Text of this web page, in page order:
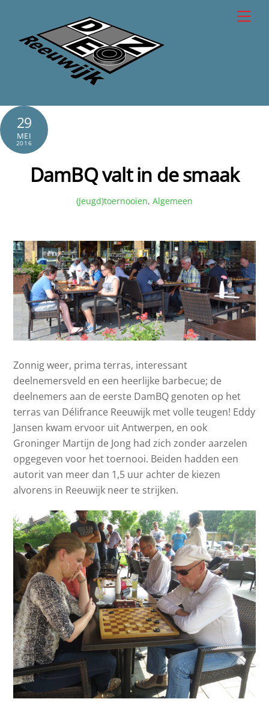
content
29
MEI
2016
DamBQ valt in de smaak
(Jeugd)toernooien, Algemeen
Zonnig weer, prima terras, interessant
deelnemersveld en een heerlijke barbecue; de
deelnemers aan de eerste DamBQ genoten op het
terras van Délifrance Reeuwijk met volle teugen! Eddy
Jansen kwam ervoor uit Antwerpen, en ook
Groninger Martijn de Jong had zich zonder aarzelen
opgegeven voor het toernooi. Beiden hadden een
autorit van meer dan 1,5 uur achter de kiezen
alvorens in Reeuwijk neer te strijken.